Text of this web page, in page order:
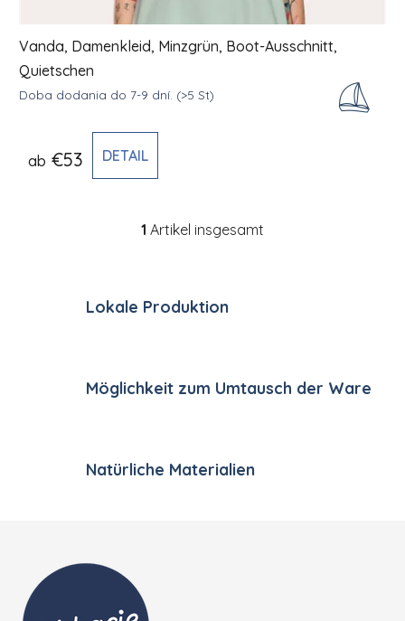
Vanda, Damenkleid, Minzgrün, Boot-Ausschnitt,
Quietschen
Doba dodania do 7-9 dní. (>5 St)
ab €53 DETAIL
Steuerelemente der
1 Artikel insgesamt
Lokale Produktion
Möglichkeit zum Umtausch der Ware
Natürliche Materialien